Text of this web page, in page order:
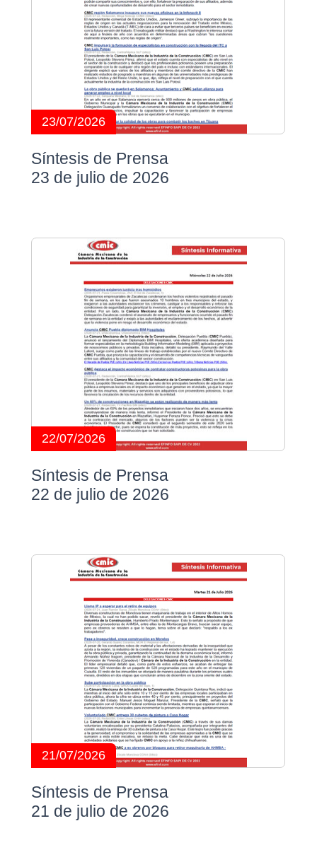
23/07/2026
Síntesis de Prensa
23 de julio de 2026
22/07/2026
Síntesis de Prensa
22 de julio de 2026
21/07/2026
Síntesis de Prensa
21 de julio de 2026